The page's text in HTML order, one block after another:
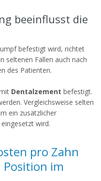
beeinflusst die
befestigt wird, richtet
seltenen Fällen auch nach
des Patienten.
Dentalzement befestigt.
Vergleichsweise selten
ein zusätzlicher
wird.
pro Zahn
Position im